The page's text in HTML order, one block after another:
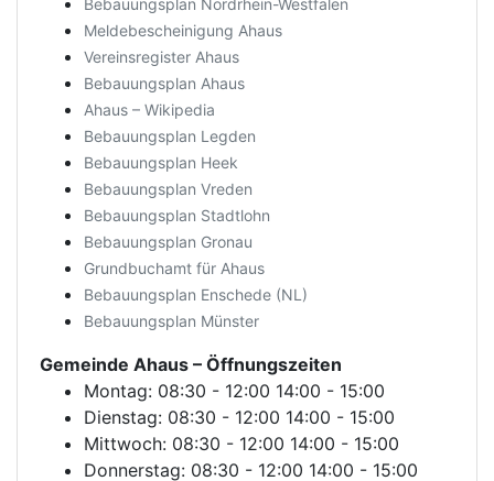
Bebauungsplan Nordrhein-Westfalen
Meldebescheinigung Ahaus
Vereinsregister Ahaus
Bebauungsplan Ahaus
Ahaus – Wikipedia
Bebauungsplan Legden
Bebauungsplan Heek
Bebauungsplan Vreden
Bebauungsplan Stadtlohn
Bebauungsplan Gronau
Grundbuchamt für Ahaus
Bebauungsplan Enschede (NL)
Bebauungsplan Münster
Gemeinde Ahaus – Öffnungszeiten
Montag: 08:30 - 12:00 14:00 - 15:00
Dienstag: 08:30 - 12:00 14:00 - 15:00
Mittwoch: 08:30 - 12:00 14:00 - 15:00
Donnerstag: 08:30 - 12:00 14:00 - 15:00